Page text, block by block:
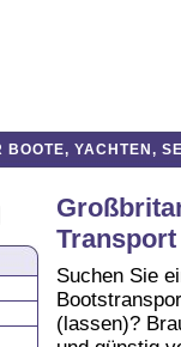
BOOTE, YACHTEN,
Transport
Suchen Sie
(lassen)?